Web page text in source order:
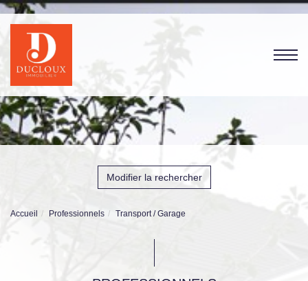
Modifier la rechercher
Accueil Professionnels Transport / Garage